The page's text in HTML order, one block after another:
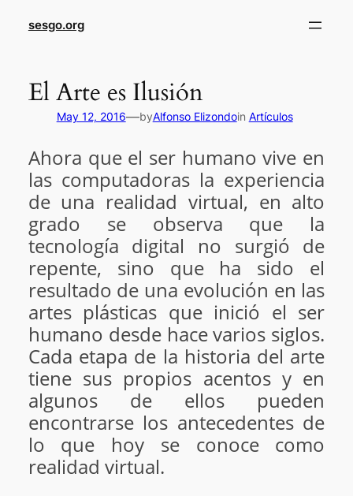
sesgo.org
El Arte es Ilusión
May 12, 2016—byAlfonso Elizondoin Artículos
Ahora que el ser humano vive en
las computadoras la experiencia
de una realidad virtual, en alto
grado se observa que la
tecnología digital no surgió de
repente, sino que ha sido el
resultado de una evolución en las
artes plásticas que inició el ser
humano desde hace varios siglos.
Cada etapa de la historia del arte
tiene sus propios acentos y en
algunos de ellos pueden
encontrarse los antecedentes de
lo que hoy se conoce como
realidad virtual.